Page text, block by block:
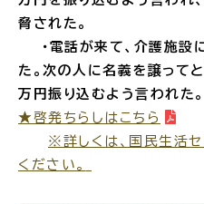
脅された。
・電話が来て、介護施設
た。次の人に名義を譲って
万円振り込むよう言われた。
★啓発ちらしはこちら
※詳しくは、国民生活
ください。